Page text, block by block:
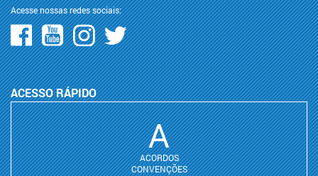
Acesse nossas redes sociais:
ACESSO RÁPIDO
A
ACORDOS
CONVENÇÕES